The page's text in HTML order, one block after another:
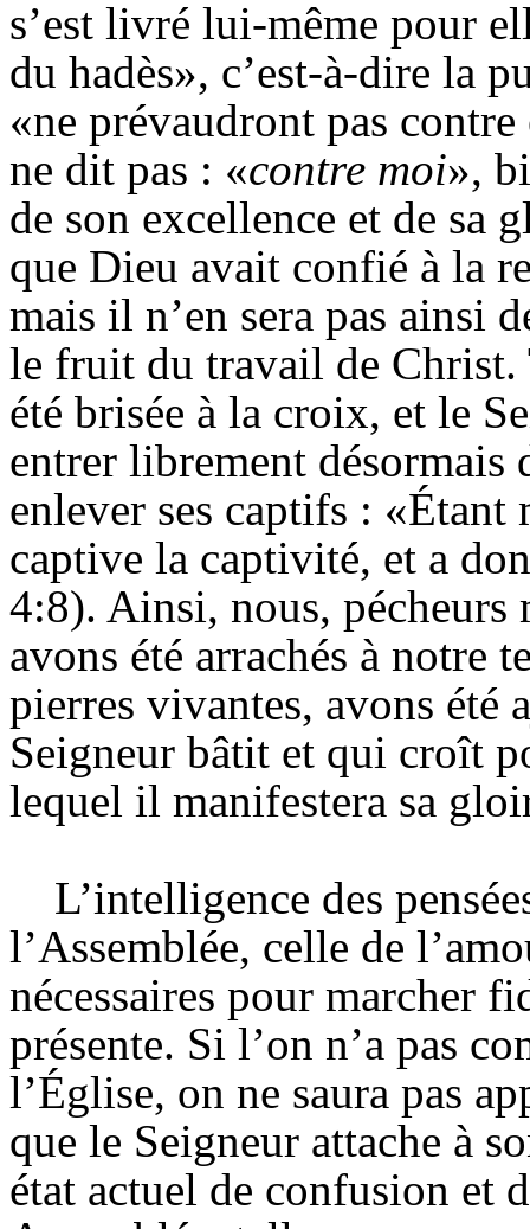
s’est livré lui-même pour
du hadès», c’est-à-dire la
«ne prévaudront pas
ne dit pas : «contre moi»,
de son excellence et de sa
que Dieu avait confié à la
mais il n’en sera pas ainsi
le fruit du travail de Christ.
été brisée à la croix, et le
entrer librement désormais
enlever ses captifs : «Étant
captive la captivité, et a
4:8). Ainsi, nous, pécheurs
avons été arrachés à notre
pierres vivantes, avons été
Seigneur bâtit et qui croît
lequel il manifestera sa
L’intelligence des
l’Assemblée, celle de
nécessaires pour marcher
présente. Si l’on n’a pas
l’Église, on ne saura pas
que le Seigneur attache à
état actuel de confusion et